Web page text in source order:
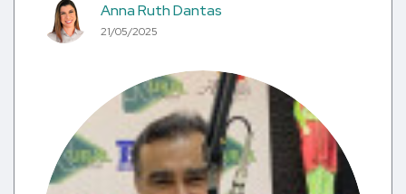
Anna Ruth Dantas
21/05/2025